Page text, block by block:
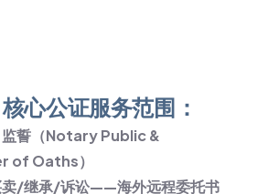
心公证服务范围：
监誓（Notary Public &
of Oaths）
卖/继承/诉讼——海外远程委托书